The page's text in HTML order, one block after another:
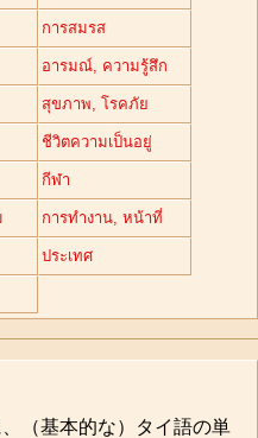
การสมรส
อารมณ์, ความรู้สึก
สุขภาพ, โรคภัย
ชีวิตความเป็นอยู่
กีฬา
การทำงาน, หน้าที่
ประเทศ
（基本的な）タイ語の単